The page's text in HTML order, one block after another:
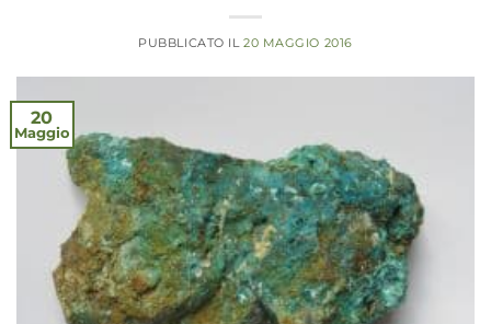
PUBBLICATO IL 20 MAGGIO 2016
20
Maggio